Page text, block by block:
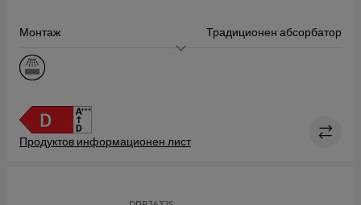
Монтаж Традиционен абсорбатор
Размер (см)
Ниво на шум, макс./мин (dB)
71 / 52
Продуктов информационен лист